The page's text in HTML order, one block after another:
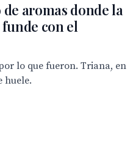
aromas donde la
con el
lo que fueron. Triana, en
huele.